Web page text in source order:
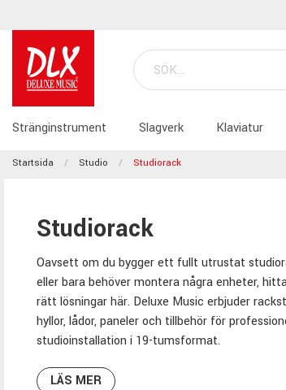
Stränginstrument Slagverk Klaviatur
Startsida Studio Studiorack
Studiorack
Oavsett om du bygger ett fullt utrustat
eller bara behöver montera några enheter,
rätt lösningar här. Deluxe Music erbjuder
hyllor, lådor, paneler och tillbehör för
studioinstallation i 19-tumsformat.
LÄS MER